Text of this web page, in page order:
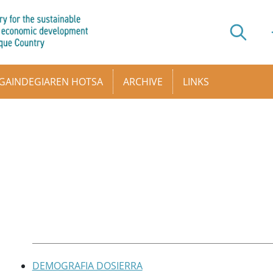
HOTSA ARCHIVE LINKS
DEMOGRAFIA DOSIERRA